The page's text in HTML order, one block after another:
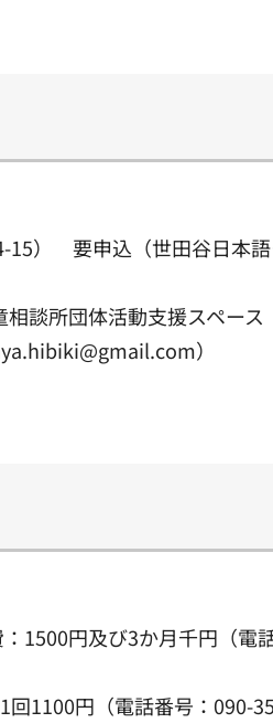
） 要申込（世田谷日本
談所団体活動支援スペー
）
円及び3か月千円（電話
円（電話番号：090-